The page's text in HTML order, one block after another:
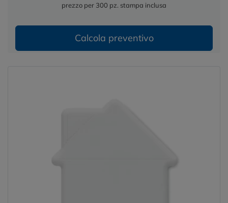
prezzo per 300 pz. stampa inclusa
Calcola preventivo